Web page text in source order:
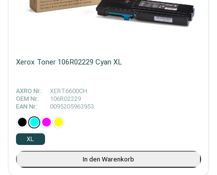
Xerox Toner 106R02229 Cyan XL
AXRO Nr.:
XERT6600CH
OEM Nr.:
106R02229
EAN Nr.:
0095205963953
XL
In den Warenkorb